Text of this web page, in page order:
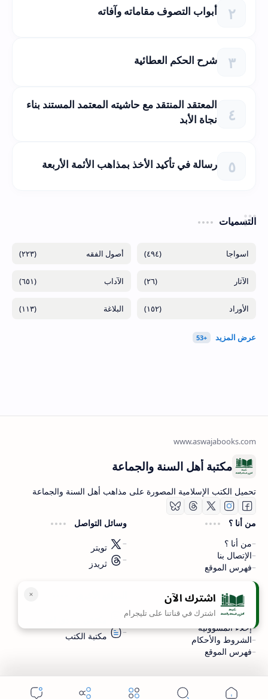
أبواب التصوف مقاماته وآفاته
شرح الحكم العطائية
المعتقد المنتقد مع حاشيته المعتمد المستند بناء
نجاة الأبد
رسالة في تأكيد الأخذ بمذاهب الأئمة الأربعة
التسميات
(٤٩٤) (٢٢٣)
(٢٦) (٦٥١)
(١٥٢) (١١٣)
اشترك الآن
اشترك في قناتنا على تليجرام
مكتبة أهل السنة والجماعة
تحميل الكتب الإسلامية المصورة على مذاهب أهل السنة والجماعة
من أنا ؟
من أنا ؟
الإتصال بنا
فهرس الموقع
وسائل التواصل
تويتر
ثريدز
سياسة الخصوصية
سياسة الخصوصية
إخلاء المسؤولية
الشروط والأحكام
فهرس الموقع
مكتبة الكتب